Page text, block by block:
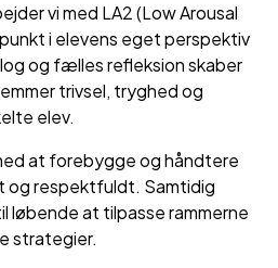
vi med LA2 (Low Arousal
i elevens eget perspektiv
og fælles refleksion skaber
trivsel, tryghed og
elev.
at forebygge og håndtere
og respektfuldt. Samtidig
løbende at tilpasse rammerne
strategier.